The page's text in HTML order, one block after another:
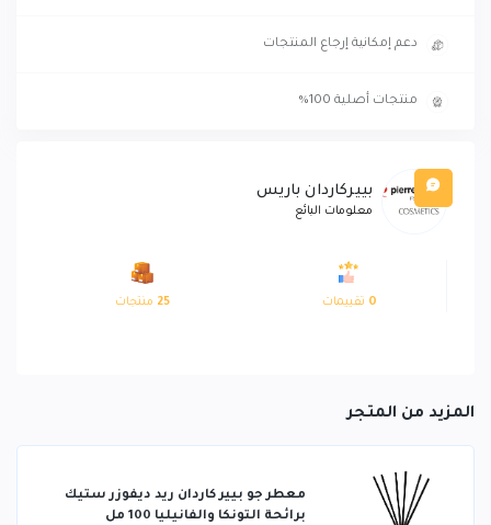
دعم إمكانية إرجاع المنتجات
منتجات أصلية 100%
بييركاردان باريس
معلومات البائع
0 تقييمات 25 منتجات
المزيد من المتجر
معطر جو بيير كاردان ريد ديفوزر ستيك
برائحة التونكا والفانيليا 100 مل